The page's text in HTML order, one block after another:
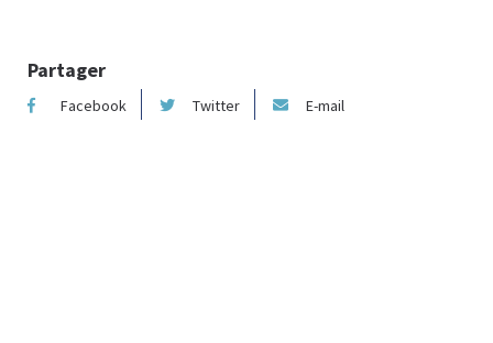
Partager
Facebook Twitter E-mail